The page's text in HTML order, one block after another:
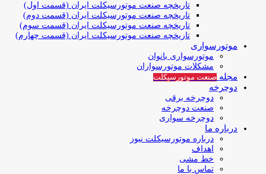
تاریخچه صنعت موتورسیکلت ایران (قسمت اول)
تاریخچه صنعت موتورسیکلت ایران (قسمت دوم)
تاریخچه صنعت موتورسیکلت ایران (قسمت سوم)
تاریخچه صنعت موتورسیکلت ایران (قسمت چهارم)
موتورسواری
موتورسواری بانوان
مشکلات موتورسواران
مجله صنعت موتورسیکلت
دوچرخه
دوچرخه برقی
صنعت دوچرخه
دوچرخه سواری
درباره ما
درباره موتورسیکلت نیوز
اهداف
خط مشی
تماس با ما